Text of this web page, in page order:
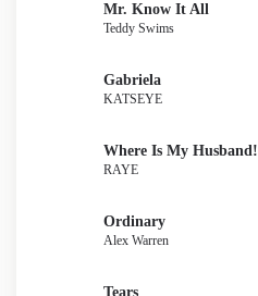
Mr. Know It All
Teddy Swims
Gabriela
KATSEYE
Where Is My Husband!
RAYE
Ordinary
Alex Warren
Tears